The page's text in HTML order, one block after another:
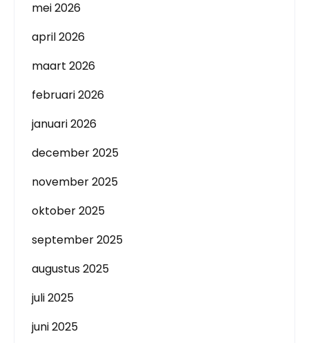
mei 2026
april 2026
maart 2026
februari 2026
januari 2026
december 2025
november 2025
oktober 2025
september 2025
augustus 2025
juli 2025
juni 2025